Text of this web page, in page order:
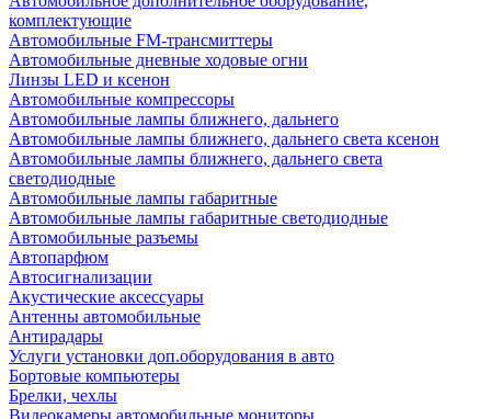
комплектующие
Автомобильные FM-трансмиттеры
Автомобильные дневные ходовые огни
Линзы LED и ксенон
Автомобильные компрессоры
Автомобильные лампы ближнего, дальнего
Автомобильные лампы ближнего, дальнего света ксенон
Автомобильные лампы ближнего, дальнего света
светодиодные
Автомобильные лампы габаритные
Автомобильные лампы габаритные светодиодные
Автомобильные разъемы
Автопарфюм
Автосигнализации
Акустические аксессуары
Антенны автомобильные
Антирадары
Услуги установки доп.оборудования в авто
Бортовые компьютеры
Брелки, чехлы
Видеокамеры автомобильные,мониторы